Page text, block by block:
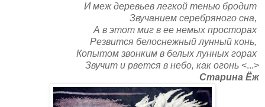
И меж деревьев легкой тенью бродит
Звучанием серебряного сна,
А в этот миг в ее немых просторах
Резвится белоснежный лунный конь,
Копытом звонким в белых лунных горах
Звучит и рвется в небо, как огонь <...>
Cтарина Ёж